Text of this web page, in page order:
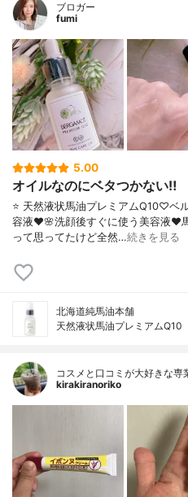
ブロガー
fumi
5.00
オイルなのにベタつかない‼️
⭐️ 天然液状馬油プレミアムQ10♡
容液♥︎🌸洗顔後すぐに使う美容液♥︎
って思ってたけど全然…続きを見る
北海道純馬油本舗
天然液状馬油プレミアムQ10
コスメと口コミが大好きな専
kirakiranoriko